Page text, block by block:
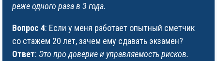
реже одного раза в 3 года.
Вопрос 4: Если у меня работает опытный сметчик
со стажем 20 лет, зачем ему сдавать экзамен?
Ответ: Это про доверие и управляемость рисков.